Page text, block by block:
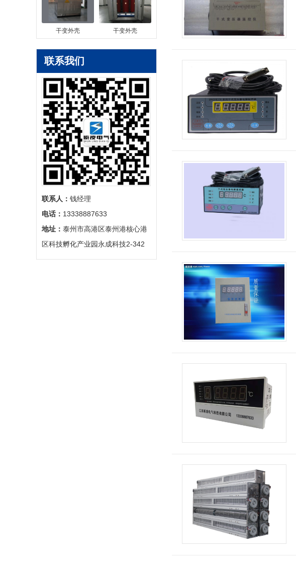
干变外壳 干变外壳
联系我们
联系人： 钱经理
电话： 13338887633
地址： 泰州市高港区泰州港核心港
区科技孵化产业园永成科技2-342